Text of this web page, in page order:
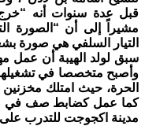
قبل عدة سنوات أنه “خرج
مشيراً إلى أن “الصورة
التيار السلفي هي صورة
سبق لولد الهيبة أن عمل
الحرة، حيث امتلك مخزنين
مدينة اكجوجت للتدرب على